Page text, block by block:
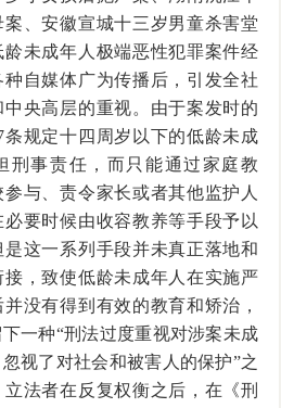
案、安徽宣城十三岁男童杀害堂
龄未成年人极端恶性犯罪案件经
自媒体广为传播后，引发全社
央高层的重视。由于案发时的
条规定十四周岁以下的低龄未成
刑事责任，而只能通过家庭教
与、责令家长或者其他监护人
必要时候由收容教养等手段予以
这一系列手段并未真正落地和
接，致使低龄未成年人在实施严
没有得到有效的教育和矫治，
一种“刑法过度重视对涉案未成
视了对社会和被害人的保护”之
法者在反复权衡之后，在《刑